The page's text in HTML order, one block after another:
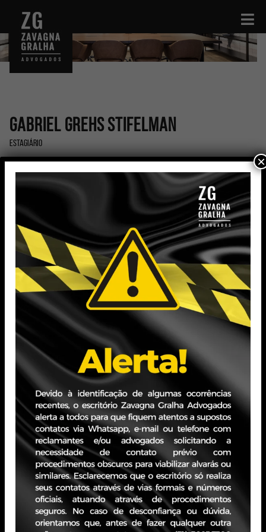
Gabriel Grehs Stifelman
Estagiário
gabriel.stifelman@zavagnagralha.com.br
Formação
Graduação Bacharel em Direito – Pontifícia
Universidade Católica do Rio
Grande do Sul (em andamento).
Experiência Profissional
Estagiário – Escritório especializado na área do Direito
Imobiliário (janeiro
de 2024 a janeiro de 2025).
PORTO ALEGRE - RS
Edifício JBZ
Av. Carlos Gomes, 400 - Boa Vista, 10° andar
CEP 90480-900
×